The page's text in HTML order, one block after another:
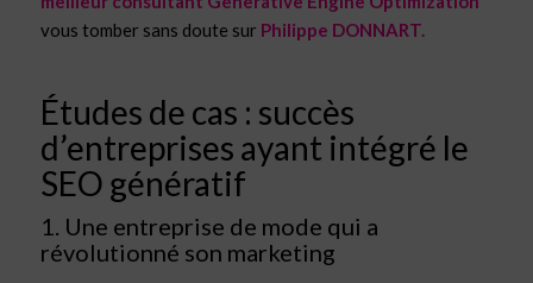
vous tomber sans doute sur Philippe DONNART.
Études de cas : succès
d’entreprises ayant intégré le
SEO génératif
1. Une entreprise de mode qui a
révolutionné son marketing